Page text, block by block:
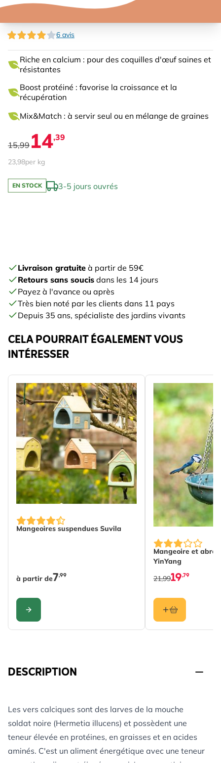
LARVES DE MOUCHE 600GR
6 avis
Riche en calcium : pour des coquilles d'œuf saines et
résistantes
Boost protéiné : favorise la croissance et la
récupération
Mix&Match : à servir seul ou en mélange de graines
15,99 14,39
23,98per kg
EN STOCK 3-5 jours ouvrés
Livraison gratuite à partir de 59€
Retours sans soucis dans les 14 jours
Payez à l'avance ou après
Très bien noté par les clients dans 11 pays
Depuis 35 ans, spécialiste des jardins vivants
CELA POURRAIT ÉGALEMENT VOUS
INTÉRESSER
Mangeoires suspendues Suvila
The price depends on the options chosen on the
à partir de7,99
CONFIGURER
Mangeoire et
YinYang
19,79
21,99
DESCRIPTION
Les vers calciques sont des larves de la mouche
soldat noire (Hermetia illucens) et possèdent une
teneur élevée en protéines, en graisses et en acides
aminés. C'est un aliment énergétique avec une teneur
exceptionnellement élevée en calcium essentiel pour